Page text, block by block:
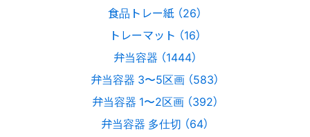
食品トレー紙 （26）
トレーマット （16）
弁当容器 （1444）
弁当容器 3〜5区画 （583）
弁当容器 1〜2区画 （392）
弁当容器 多仕切 （64）